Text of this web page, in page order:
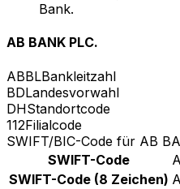
Bank.
AB BANK PLC.
ABBLBankleitzahl
BDLandesvorwahl
DHStandortcode
112Filialcode
SWIFT/BIC-Code für AB
SWIFT-Code
SWIFT-Code (8 Zeichen)